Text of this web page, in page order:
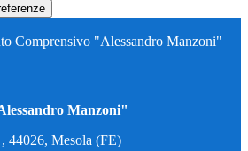
Comprensivo "Alessandro Manzoni"
Manzoni"
44026, Mesola (FE)